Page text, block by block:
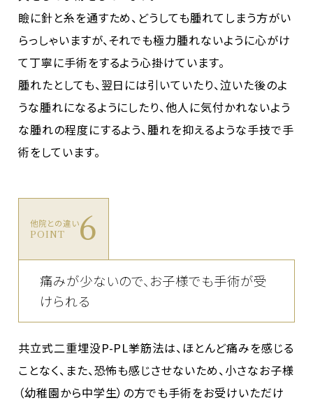
瞼に針と糸を通すため、どうしても腫れてしまう方がい
らっしゃいますが、それでも極力腫れないように心がけ
て丁寧に手術をするよう心掛けています。
腫れたとしても、翌日には引いていたり、泣いた後のよ
うな腫れになるようにしたり、他人に気付かれないよう
な腫れの程度にするよう、腫れを抑えるような手技で手
術をしています。
他院との違い
POINT 6
痛みが少ないので、お子様でも手術が受
けられる
共立式二重埋没P-PL挙筋法は、ほとんど痛みを感じる
ことなく、また、恐怖も感じさせないため、小さなお子様
（幼稚園から中学生）の方でも手術をお受けいただけ